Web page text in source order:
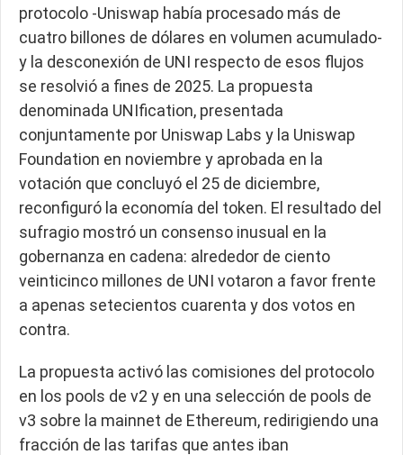
protocolo -Uniswap había procesado más de
cuatro billones de dólares en volumen acumulado-
y la desconexión de UNI respecto de esos flujos
se resolvió a fines de 2025. La propuesta
denominada UNIfication, presentada
conjuntamente por Uniswap Labs y la Uniswap
Foundation en noviembre y aprobada en la
votación que concluyó el 25 de diciembre,
reconfiguró la economía del token. El resultado del
sufragio mostró un consenso inusual en la
gobernanza en cadena: alrededor de ciento
veinticinco millones de UNI votaron a favor frente
a apenas setecientos cuarenta y dos votos en
contra.
La propuesta activó las comisiones del protocolo
en los pools de v2 y en una selección de pools de
v3 sobre la mainnet de Ethereum, redirigiendo una
fracción de las tarifas que antes iban